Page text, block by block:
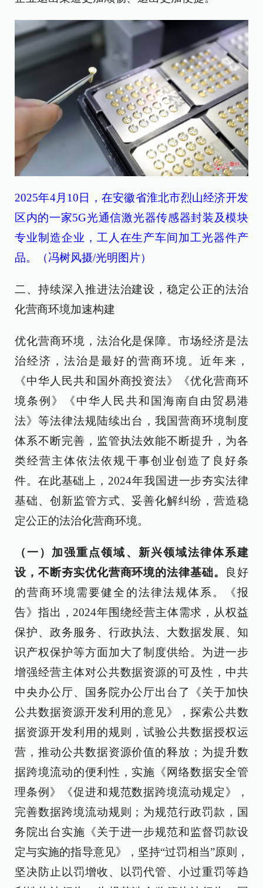
2025年4月10日，在安徽省淮北市烈山经济开发
区内的一家5G光通信激光器传感器封装及模块
专业制造企业，工人在生产车间加工光器件产
品。（冯树风摄/光明图片）
二、持续深入推进法治建设，稳定公正的法治
化营商环境加速构建
优化营商环境，法治化是保障。市场经济是法
治经济，法治是最好的营商环境。近年来，
《中华人民共和国外商投资法》《优化营商环
境条例》《中华人民共和国海南自由贸易港
法》等法律法规陆续出台，我国营商环境制度
体系不断完善，监管执法效能不断提升，为各
类经营主体依法依规干事创业创造了良好条
件。在此基础上，2024年我国进一步夯实法律
基础、创新监管方式、妥善化解纠纷，营造稳
定公正的法治化营商环境。
（一）加强重点领域、新兴领域法律体系建
设，不断夯实优化营商环境的法律基础。
良好
的营商环境需要健全的法律法规体系。《报
告》指出，2024年围绕经营主体需求，从权益
保护、政务服务、行政执法、大数据发展、知
识产权保护等方面加大了制度供给。为进一步
增强经营主体对公共数据资源的可及性，中共
中央办公厅、国务院办公厅出台了《关于加快
公共数据资源开发利用的意见》，探索公共数
据资源开发利用的规则，试验公共数据授权运
营，推动公共数据资源价值的释放；为提升数
据跨境流动的便利性，实施《网络数据安全管
理条例》《促进和规范数据跨境流动规定》，
完善数据跨境流动规则；为规范行政罚款，国
务院出台实施《关于进一步规范和监督罚款设
定与实施的指导意见》，坚持“过罚相当”原则，
坚决防止以罚增收、以罚代管、小过重罚等趋